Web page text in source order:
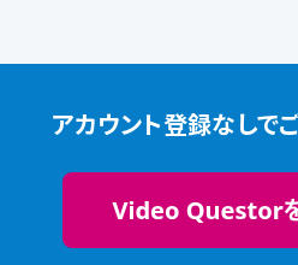
アカウント登録なしで